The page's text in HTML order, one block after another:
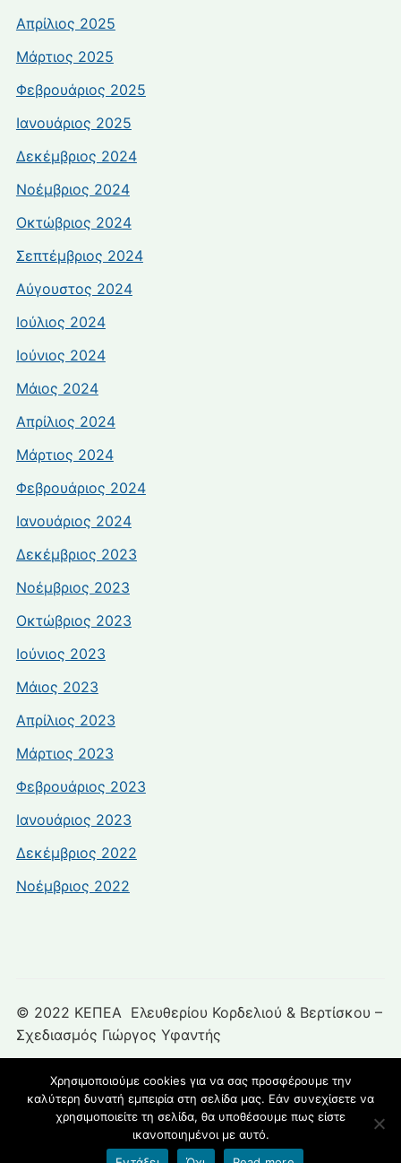
Απρίλιος 2025
Μάρτιος 2025
Φεβρουάριος 2025
Ιανουάριος 2025
Δεκέμβριος 2024
Νοέμβριος 2024
Οκτώβριος 2024
Σεπτέμβριος 2024
Αύγουστος 2024
Ιούλιος 2024
Ιούνιος 2024
Μάιος 2024
Απρίλιος 2024
Μάρτιος 2024
Φεβρουάριος 2024
Ιανουάριος 2024
Δεκέμβριος 2023
Νοέμβριος 2023
Οκτώβριος 2023
Ιούνιος 2023
Μάιος 2023
Απρίλιος 2023
Μάρτιος 2023
Φεβρουάριος 2023
Ιανουάριος 2023
Δεκέμβριος 2022
Νοέμβριος 2022
© 2022 ΚΕΠΕΑ Ελευθερίου Κορδελιού & Βερτίσκου –
Σχεδιασμός Γιώργος Υφαντής
blogs.sch.gr
Χρησιμοποιούμε cookies για να σας προσφέρουμε την
καλύτερη δυνατή εμπειρία στη σελίδα μας. Εάν συνεχίσετε να
χρησιμοποιείτε τη σελίδα, θα υποθέσουμε πως είστε
ικανοποιημένοι με αυτό.